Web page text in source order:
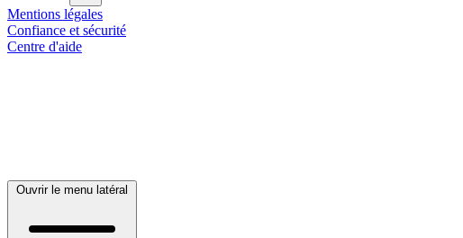
Mentions légales
Confiance et sécurité
Centre d'aide
Ouvrir le menu latéral